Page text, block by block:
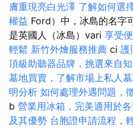
膚重現亮白光澤 了解如何選
權益 Ford）中，冰島的名字
是英國人（冰島）vari 享受
輕鬆 新竹外燴服務推薦 ci 護
頂級助聽器品牌，挑選來自
墓地買賣，了解市場上私人
明分析 如何處理外遇問題，
b 營業用冰箱，完美適用於
及其優勢 台胞證申請流程，